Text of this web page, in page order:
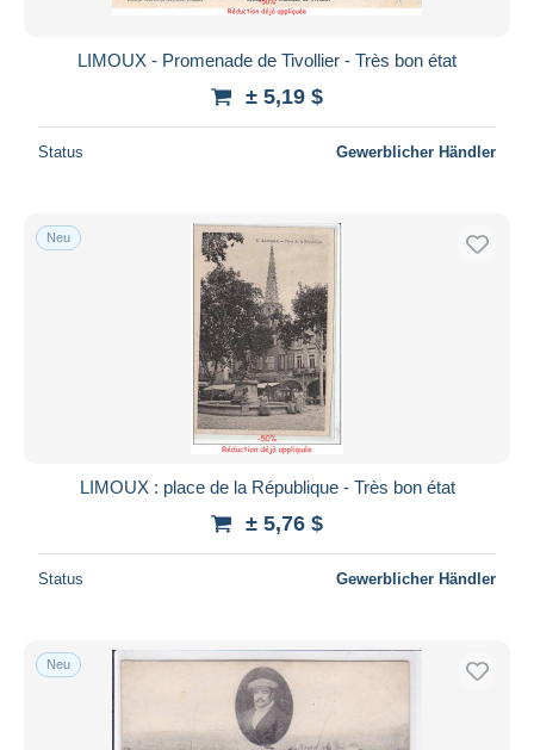
LIMOUX - Promenade de Tivollier - Très bon état
± 5,19 $
Status Gewerblicher Händler
Neu
LIMOUX : place de la République - Très bon état
± 5,76 $
Status Gewerblicher Händler
Neu